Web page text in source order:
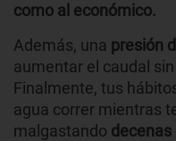
como al económico.
Además, una presión
aumentar el caudal
Finalmente, tus
agua correr mientras
malgastando decenas